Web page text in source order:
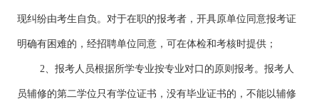
现纠纷由考生自负。对于在职的报考者，开具原单位同意报考证
明确有困难的，经招聘单位同意，可在体检和考核时提供；
2、报考人员根据所学专业按专业对口的原则报考。报考人
员辅修的第二学位只有学位证书，没有毕业证书的，不能以辅修